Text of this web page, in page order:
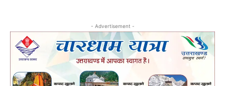
- Advertisement -